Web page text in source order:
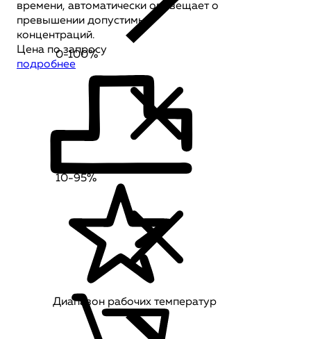
времени, автоматически оповещает о
превышении допустимых
концентраций.
Цена по запросу
подробнее
0-100%
10-95%
Диапазон рабочих температур